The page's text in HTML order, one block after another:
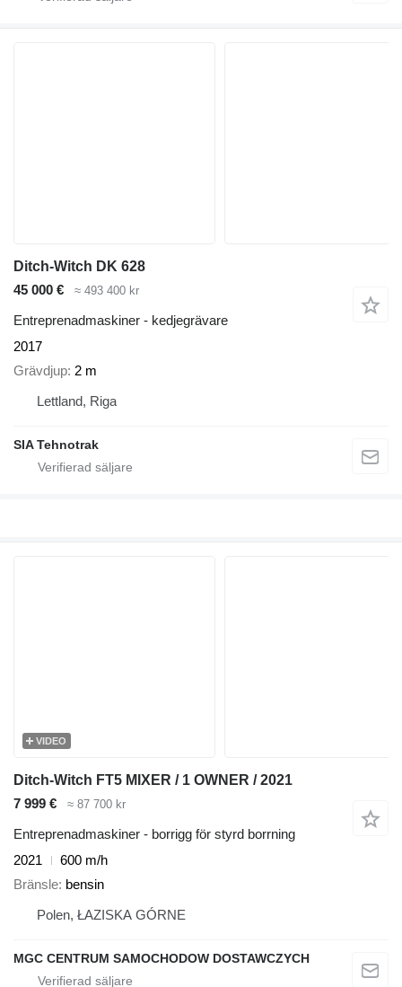
Ditch-Witch DK 628
45 000 €
≈ 493 400 kr
Entreprenadmaskiner - kedjegrävare
2017
Grävdjup 2 m
Lettland, Riga
SIA Tehnotrak
VIDEO
Ditch-Witch FT5 MIXER / 1 OWNER / 2021
7 999 €
≈ 87 700 kr
Entreprenadmaskiner - borrigg för styrd borrning
2021
600 m/h
Bränsle bensin
Polen, ŁAZISKA GÓRNE
MGC CENTRUM SAMOCHODOW DOSTAWCZYCH